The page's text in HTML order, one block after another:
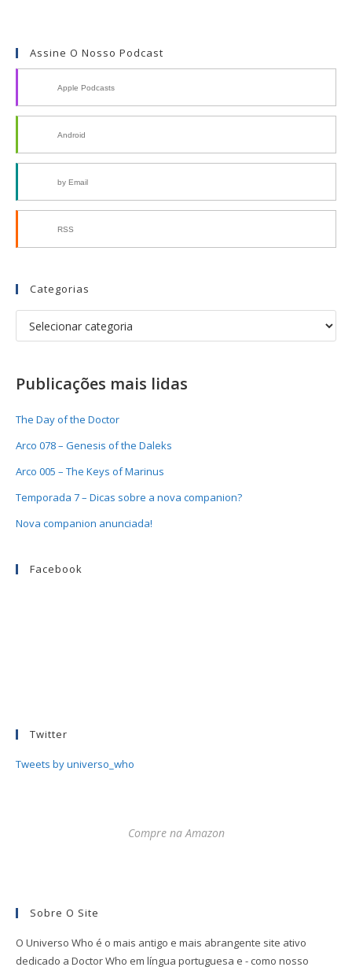
Assine O Nosso Podcast
Apple Podcasts
Android
by Email
RSS
Categorias
Publicações mais lidas
The Day of the Doctor
Arco 078 – Genesis of the Daleks
Arco 005 – The Keys of Marinus
Temporada 7 – Dicas sobre a nova companion?
Nova companion anunciada!
Facebook
Twitter
Tweets by universo_who
Compre na Amazon
Sobre O Site
O Universo Who é o mais antigo e mais abrangente site ativo
dedicado a Doctor Who em língua portuguesa e - como nosso